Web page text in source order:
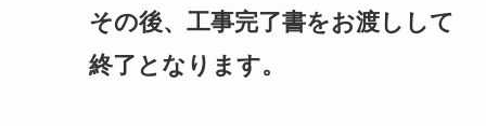
その後、工事完了書をお渡しして
終了となります。